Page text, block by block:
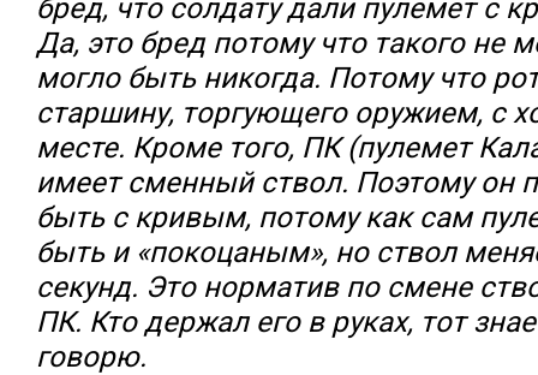
бред, что солдату дали пулемет с
Да, это бред потому что такого не
могло быть никогда. Потому что
старшину, торгующего оружием, с
месте. Кроме того, ПК (пулемет
имеет сменный ствол. Поэтому он
быть с кривым, потому как сам
быть и «покоцаным», но ствол
секунд. Это норматив по смене
ПК. Кто держал его в руках, тот
говорю.